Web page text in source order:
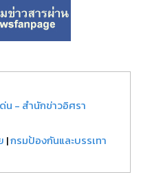
ด่น - สำนักข่าวอิศรา
|กรมป้องกันและบรรเทา